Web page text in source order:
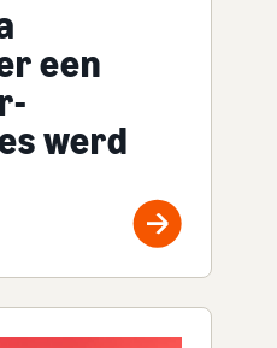
een
werd